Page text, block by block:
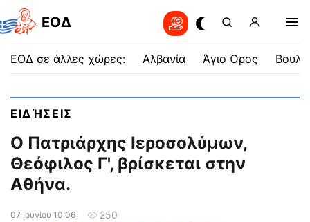
EOΔ
ΕΟΔ σε άλλες χώρες: Αλβανία Άγιο Όρος
ΕΙΔΉΣΕΙΣ
Ο Πατριάρχης Ιεροσολύμων,
Θεόφιλος Γ', βρίσκεται στην
Αθήνα.
07 Ιουνίου 10:06
250